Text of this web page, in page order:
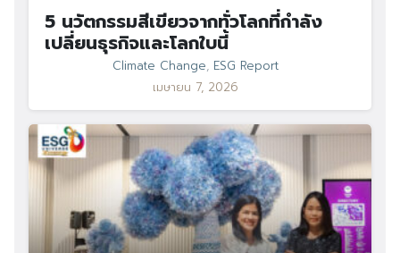
5 นวัตกรรมสีเขียวจากทั่วโลกที่กำลัง
เปลี่ยนธุรกิจและโลกใบนี้
Climate Change, ESG Report
เมษายน 7, 2026